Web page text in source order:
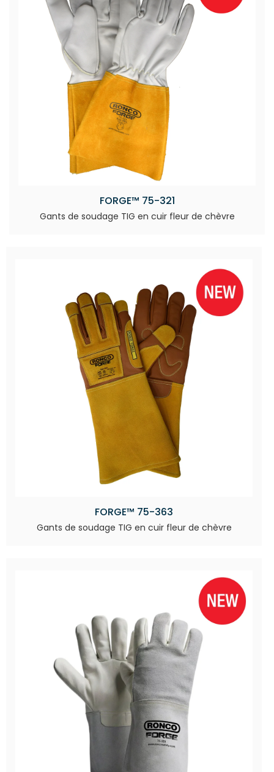
FORGE™ 75-321
Gants de soudage TIG en cuir fleur de chèvre
FORGE™ 75-363
Gants de soudage TIG en cuir fleur de chèvre